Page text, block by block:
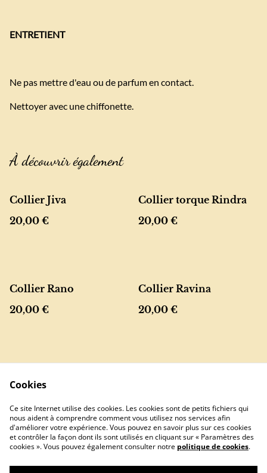
ENTRETIENT
Ne pas mettre d'eau ou de parfum en contact.
Nettoyer avec une chiffonette.
À découvrir également
Collier Jiva
20,00 €
Collier torque Rindra
20,00 €
Collier Rano
20,00 €
Collier Ravina
20,00 €
Contactez-nous
Conditions
Politique de
confidentialité
Politique de
cookies
Cookies
Ce site Internet utilise des cookies. Les cookies sont de petits fichiers qui
nous aident à comprendre comment vous utilisez nos services afin
d'améliorer votre expérience. Vous pouvez en savoir plus sur ces cookies
et contrôler la façon dont ils sont utilisés en cliquant sur « Paramètres des
cookies ». Vous pouvez également consulter notre politique de cookies.